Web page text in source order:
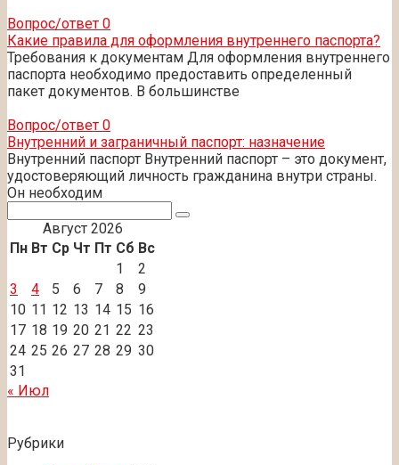
Вопрос/ответ 0
Какие правила для оформления внутреннего паспорта?
Требования к документам Для оформления внутреннего
паспорта необходимо предоставить определенный
пакет документов. В большинстве
Вопрос/ответ 0
Внутренний и заграничный паспорт: назначение
Внутренний паспорт Внутренний паспорт – это документ,
удостоверяющий личность гражданина внутри страны.
Он необходим
Август 2026
Пн Вт Ср Чт Пт Сб Вс
1
2
3
4 5 6 7 8
9
10 11 12 13 14 15 16
17 18 19 20 21 22 23
24 25 26 27 28 29 30
31
« Июл
Рубрики